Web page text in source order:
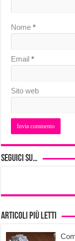
Nome*
Email*
Sito web
Seguici su…
Articoli più letti